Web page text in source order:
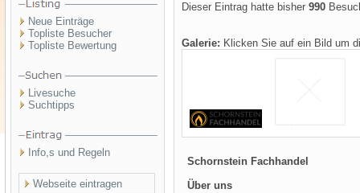
Neue Einträge
Topliste Besucher
Topliste Bewertung
Livesuche
Suchtipps
Info,s und Regeln
Webseite eintragen
Dieser Eintrag hatte bisher 990
Galerie: Klicken Sie auf ein Bild um
Schornstein Fachhandel
Über uns